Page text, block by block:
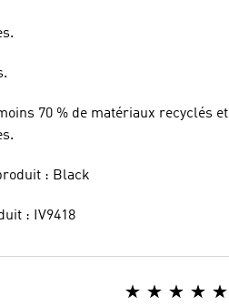
70 % de matériaux recyclés et
: Black
: IV9418